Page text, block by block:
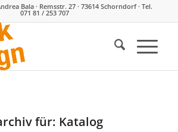
Bala · Remsstr. 27 · 73614 Schorndorf · Tel.
071 81 / 253 707
für: Katalog